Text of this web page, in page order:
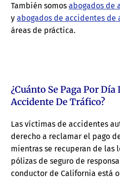
También somosabogados de
yabogados de accidentes de
áreas de práctica.
¿Cuánto Se Paga Por Día
Accidente De Tráfico?
Las víctimas de accidentes
derecho a reclamar el pago
mientras se recuperan de las
pólizas de seguro de
conductor de California está